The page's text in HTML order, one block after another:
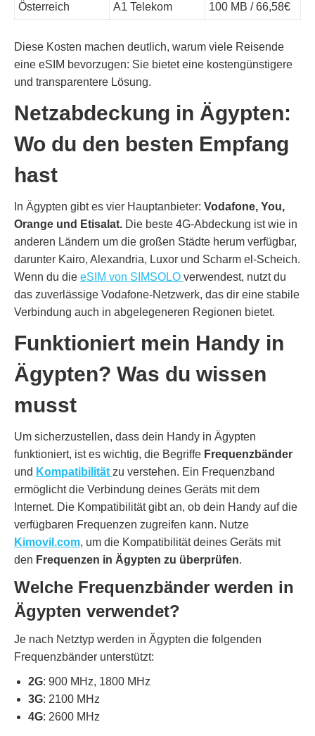
Österreich A1 Telekom 100 MB / 66,58€
Diese Kosten machen deutlich, warum viele Reisende
eine eSIM bevorzugen: Sie bietet eine kostengünstigere
und transparentere Lösung.
Netzabdeckung in Ägypten:
Wo du den besten Empfang
hast
In Ägypten gibt es vier Hauptanbieter: Vodafone, You,
Orange und Etisalat. Die beste 4G-Abdeckung ist wie in
anderen Ländern um die großen Städte herum verfügbar,
darunter Kairo, Alexandria, Luxor und Scharm el-Scheich.
Wenn du die eSIM von SIMSOLO verwendest, nutzt du
das zuverlässige Vodafone-Netzwerk, das dir eine stabile
Verbindung auch in abgelegeneren Regionen bietet.
Funktioniert mein Handy in
Ägypten? Was du wissen
musst
Um sicherzustellen, dass dein Handy in Ägypten
funktioniert, ist es wichtig, die Begriffe Frequenzbänder
und Kompatibilität zu verstehen. Ein Frequenzband
ermöglicht die Verbindung deines Geräts mit dem
Internet. Die Kompatibilität gibt an, ob dein Handy auf die
verfügbaren Frequenzen zugreifen kann. Nutze
Kimovil.com, um die Kompatibilität deines Geräts mit
den Frequenzen in Ägypten zu überprüfen.
Welche Frequenzbänder werden in
Ägypten verwendet?
Je nach Netztyp werden in Ägypten die folgenden
Frequenzbänder unterstützt:
2G: 900 MHz, 1800 MHz
3G: 2100 MHz
4G: 2600 MHz